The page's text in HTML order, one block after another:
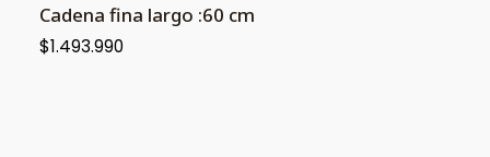
Cadena fina largo :60 cm
$1.493.990